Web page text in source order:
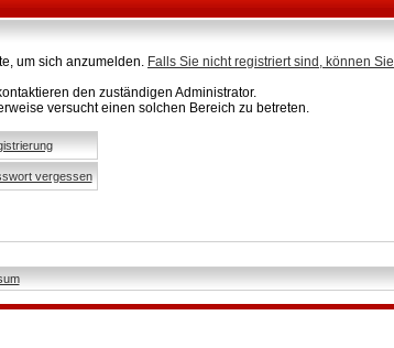
um sich anzumelden. Falls Sie nicht registriert sind, können Sie
den zuständigen Administrator.
versucht einen solchen Bereich zu betreten.
vergessen